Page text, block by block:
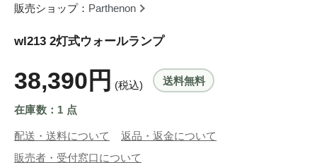
販売ショップ： Parthenon
wl213 2灯式ウォールランプ
38,390円 (税込) 送料無料
在庫数：1 点
配送・送料について
返品・返金について
販売者・受付窓口について